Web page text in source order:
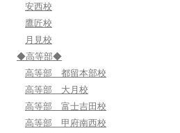
安西校
鷹匠校
月見校
◆高等部◆
高等部 都留本部校
高等部 大月校
高等部 富士吉田校
高等部 甲府南西校